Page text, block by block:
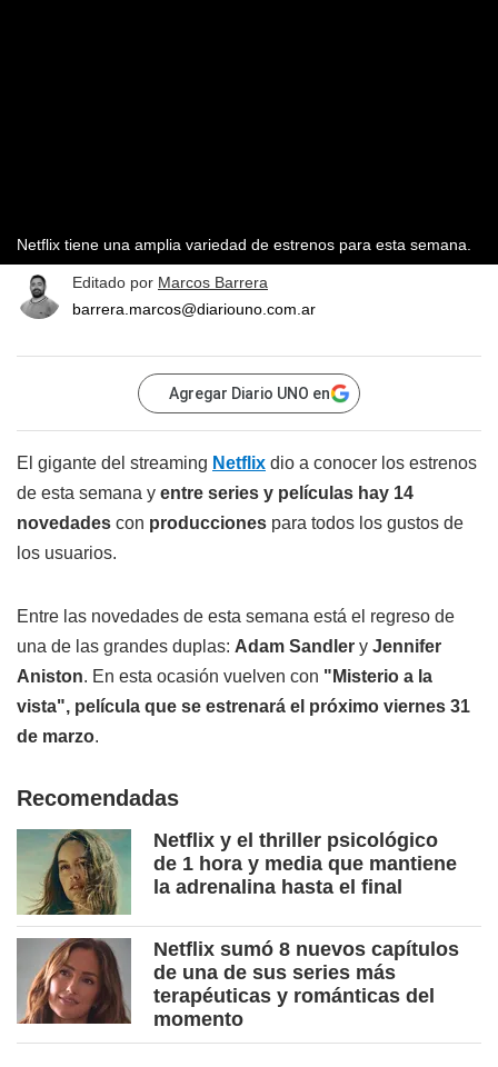
Netflix tiene una amplia variedad de estrenos para esta semana.
Editado por Marcos Barrera
barrera.marcos@diariouno.com.ar
Agregar Diario UNO en
El gigante del streaming Netflix dio a conocer los estrenos
de esta semana y entre series y películas hay 14
novedades con producciones para todos los gustos de
los usuarios.
Entre las novedades de esta semana está el regreso de
una de las grandes duplas: Adam Sandler y Jennifer
Aniston. En esta ocasión vuelven con "Misterio a la
vista", película que se estrenará el próximo viernes 31
de marzo.
Recomendadas
Netflix y el thriller psicológico
de 1 hora y media que mantiene
la adrenalina hasta el final
Netflix sumó 8 nuevos capítulos
de una de sus series más
terapéuticas y románticas del
momento